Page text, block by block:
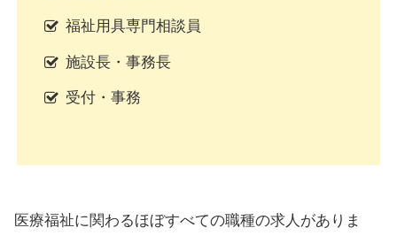
福祉用具専門相談員
施設長・事務長
受付・事務
医療福祉に関わるほぼすべての職種の求人がありま